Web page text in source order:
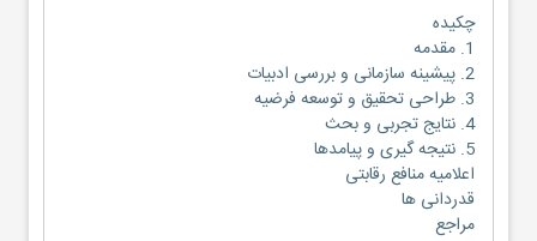
چکیده
1. مقدمه
2. پیشینه سازمانی و بررسی ادبیات
3. طراحی تحقیق و توسعه فرضیه
4. نتایج تجربی و بحث
5. نتیجه گیری و پیامدها
اعلامیه منافع رقابتی
قدردانی ها
مراجع